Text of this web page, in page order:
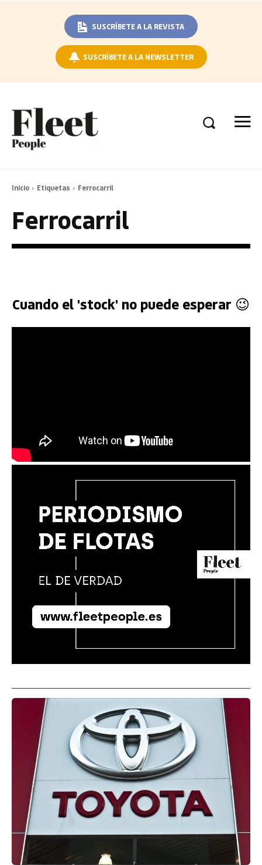
SUSCRÍBETE A LA REVISTA
SUSCRÍBETE A LA NEWSLETTER
Inicio Etiquetas Ferrocarril
Ferrocarril
Cuando el 'stock' no puede esperar 😉